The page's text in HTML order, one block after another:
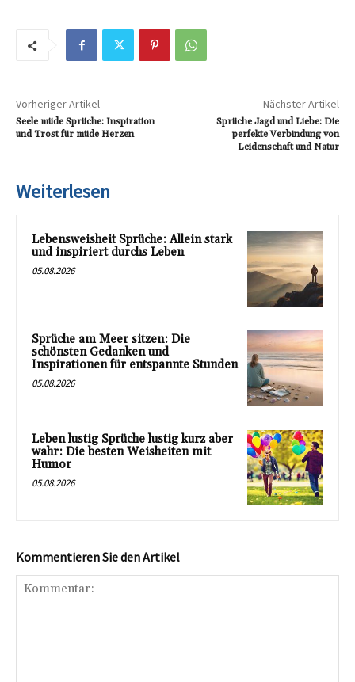
Vorheriger Artikel
Seele müde Sprüche: Inspiration
und Trost für müde Herzen
Nächster Artikel
Sprüche Jagd und Liebe: Die
perfekte Verbindung von
Leidenschaft und Natur
Weiterlesen
Lebensweisheit Sprüche: Allein stark
und inspiriert durchs Leben
05.08.2026
Sprüche am Meer sitzen: Die
schönsten Gedanken und
Inspirationen für entspannte Stunden
05.08.2026
Leben lustig Sprüche lustig kurz aber
wahr: Die besten Weisheiten mit
Humor
05.08.2026
Kommentieren Sie den Artikel